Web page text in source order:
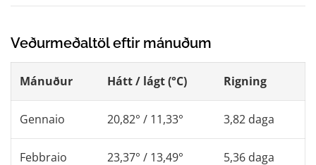
Veðurmeðaltöl eftir mánuðum
Mánuður Hátt / lágt (°C) Rigning
Gennaio 20,82° / 11,33° 3,82 daga
Febbraio 23,37° / 13,49° 5,36 daga